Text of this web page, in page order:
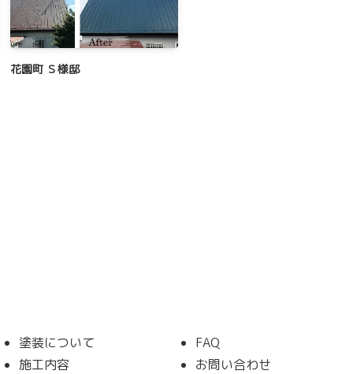
花園町 Ｓ様邸
塗装について
施工内容
FAQ
お問い合わせ